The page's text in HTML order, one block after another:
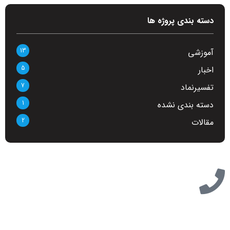
دسته بندی پروژه ها
آموزشی 13
اخبار 5
تفسیرنماد 7
دسته بندی نشده 1
مقالات 2